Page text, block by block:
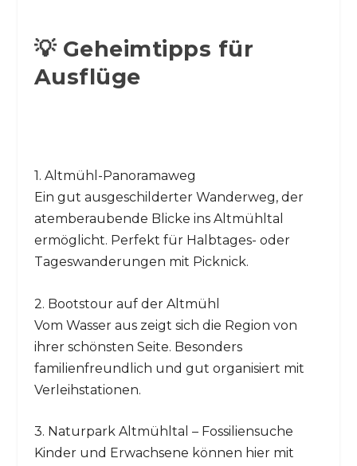
💡 Geheimtipps für
Ausflüge
1. Altmühl-Panoramaweg
Ein gut ausgeschilderter Wanderweg, der
atemberaubende Blicke ins Altmühltal
ermöglicht. Perfekt für Halbtages- oder
Tageswanderungen mit Picknick.
2. Bootstour auf der Altmühl
Vom Wasser aus zeigt sich die Region von
ihrer schönsten Seite. Besonders
familienfreundlich und gut organisiert mit
Verleihstationen.
3. Naturpark Altmühltal – Fossiliensuche
Kinder und Erwachsene können hier mit